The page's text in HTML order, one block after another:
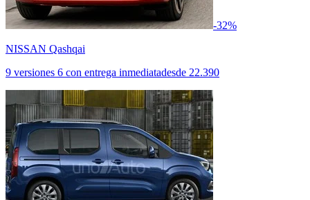
-32%
NISSAN Qashqai
9 versiones 6 con entrega inmediatadesde 22.390